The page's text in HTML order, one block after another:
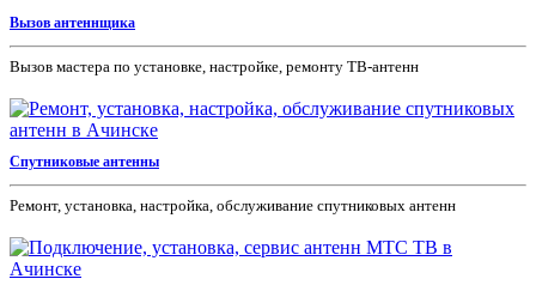
Вызов антеннщика
Вызов мастера по установке, настройке, ремонту ТВ-антенн
Спутниковые антенны
Ремонт, установка, настройка, обслуживание спутниковых антенн